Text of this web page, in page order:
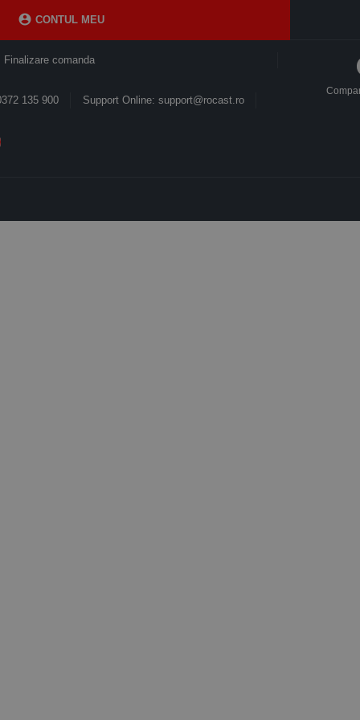
 CONTUL MEU
Finalizare comanda
Support Online: support@rocast.ro
135 900